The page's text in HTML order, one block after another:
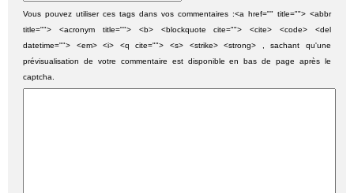
Vous pouvez utiliser ces tags dans vos commentaires :<a href="" title=""> <abbr
title=""> <acronym title=""> <b> <blockquote cite=""> <cite> <code> <del
datetime=""> <em> <i> <q cite=""> <s> <strike> <strong> , sachant qu'une
prévisualisation de votre commentaire est disponible en bas de page après le
captcha.